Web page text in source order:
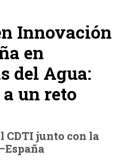
Innovación
en
del Agua:
un reto
CDTI junto con la